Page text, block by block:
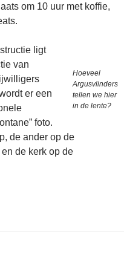
om 10 uur met koffie,
Hoeveel
Argusvlinders
tellen we hier
in de lente?
ligt
van
er een
foto.
de ander op de
de kerk op de